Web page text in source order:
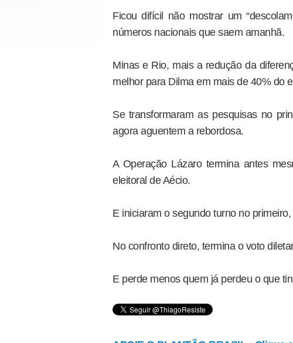
Ficou difícil não mostrar um
números nacionais que saem amanhã.
Minas e Rio, mais a redução da
melhor para Dilma em mais de 40% do
Se transformaram as pesquisas no
agora aguentem a rebordosa.
A Operação Lázaro termina antes
eleitoral de Aécio.
E iniciaram o segundo turno no
No confronto direto, termina o voto
E perde menos quem já perdeu o que